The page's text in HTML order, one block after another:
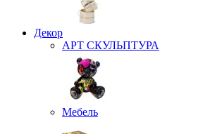
Декор
АРТ СКУЛЬПТУРА
Мебель